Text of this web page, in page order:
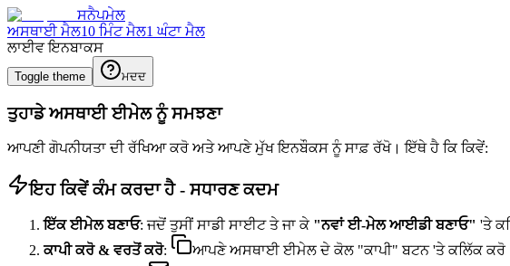
ਸਨੈਪਮੇਲ
ਅਸਥਾਈ ਮੈਲ10 ਮਿੰਟ ਮੈਲ1 ਘੰਟਾ ਮੈਲ
ਲਾਈਵ ਇਨਬਾਕਸ
Toggle theme ਮਦਦ
ਤੁਹਾਡੇ ਅਸਥਾਈ ਈਮੇਲ ਨੂੰ ਸਮਝਣਾ
ਆਪਣੀ ਗੋਪਨੀਯਤਾ ਦੀ ਰੱਖਿਆ ਕਰੋ ਅਤੇ ਆਪਣੇ ਮੁੱਖ ਇਨਬੌਕਸ ਨੂੰ ਸਾਫ਼ ਰੱਖੋ। ਇੱਥੇ ਹੈ ਕਿ ਕਿਵੇਂ:
ਇਹ ਕਿਵੇਂ ਕੰਮ ਕਰਦਾ ਹੈ - ਸਧਾਰਣ ਕਦਮ
ਇੱਕ ਈਮੇਲ ਬਣਾਓ: ਜਦੋਂ ਤੁਸੀਂ ਸਾਡੀ ਸਾਈਟ ਤੇ ਜਾ ਕੇ "ਨਵਾਂ ਈ-ਮੇਲ ਆਈਡੀ ਬਣਾਓ" 'ਤੇ
ਕਾਪੀ ਕਰੋ & ਵਰਤੋਂ ਕਰੋ:
ਆਪਣੇ ਅਸਥਾਈ ਈਮੇਲ ਦੇ ਕੋਲ "ਕਾਪੀ" ਬਟਨ 'ਤੇ ਕਲਿੱਕ